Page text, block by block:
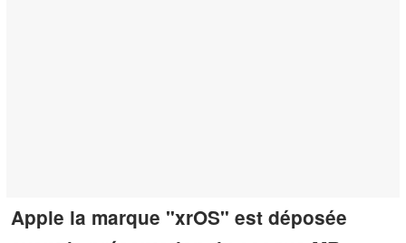
Apple la marque "xrOS" est déposée